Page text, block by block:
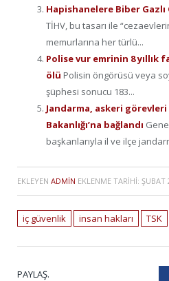
Hapishanelere Biber
TİHV, bu tasarı ile
memurlarına her türlü...
Polise vur emrinin 8 yıllık
ölü Polisin öngörüsü veya
şüphesi sonucu 183...
Jandarma, askeri görevleri
Bakanlığı’na bağlandı
başkanlarıyla il ve ilçe
EKLEYEN ADMIN EKLENME TARIHI: ŞUBAT
iç güvenlik insan hakları TSK
PAYLAŞ.